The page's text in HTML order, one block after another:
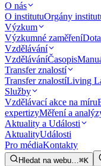
O nás
O institutuOrgány
Výzkum
Výzkumné zaměření
Vzdělávání
VzděláváníČasopis
Transfer znalostí
Transfer znalostíLiving
Služby
Vzdělávací akce na míru
expertizyMěření a
Aktuality a Události
AktualityUdálosti
Pro médiaKontakty
Hledat na webu…⌘K